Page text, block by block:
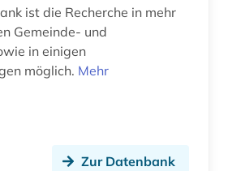
handelsschifffahrt (2)
ist die Recherche in mehr
Gemeinde- und
in einigen
möglich. Mehr
Zur Datenbank